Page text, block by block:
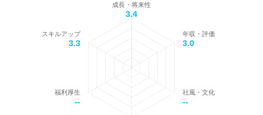
成長・将来性
3.4
年収・評価
3.0
社風・文化
--
福利厚生
--
スキルアップ
3.3